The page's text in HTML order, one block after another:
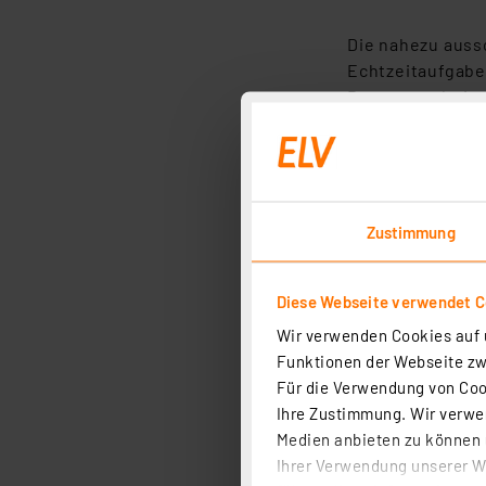
Zustimmung
Diese Webseite verwendet
Wir verwenden Cookies
Funktionen der Webseite
Für die Verwendung von
Ihre Zustimmung. Wir
Medien anbieten zu
Ihrer Verwendung unserer
Die nahezu
Die insgesamt
So sind
Was macht
Gegenüber
begrenzte
Alle Daten